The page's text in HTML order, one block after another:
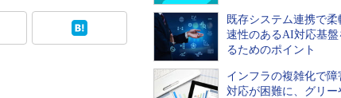
Master of IP Network
Security & Trust
既存システム連携で柔
速性のあるAI対応基盤
るためのポイント
インフラの複雑化で障
対応が困難に、グリー